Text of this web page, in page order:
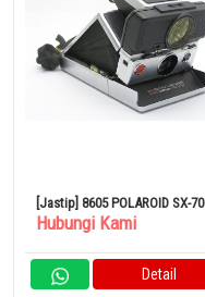
[Jastip] 8605 POLAROID SX-70
LAND CAMERA SONAR
Hubungi Kami
Detail